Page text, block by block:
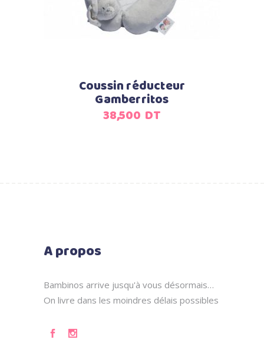
Coussin réducteur
Gamberritos
38,500 DT
A propos
Bambinos arrive jusqu'à vous désormais…
On livre dans les moindres délais possibles